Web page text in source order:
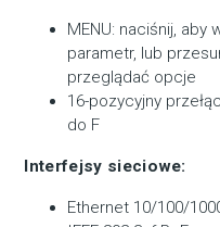
MENU: naciśnij, aby
parametr, lub
przeglądać opcje
16-pozycyjny
do F
Interfejsy sieciowe:
Ethernet 10/100/